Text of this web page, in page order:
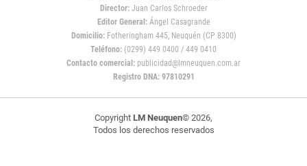
Director: Juan Carlos Schroeder
Editor General:Ángel Casagrande
Domicilio:Fotheringham 445, Neuquén (CP 8300)
Teléfono: (0299) 449 0400 / 449 0410
Contacto comercial: publicidad@lmneuquen.com.ar
Registro DNA: 97810291
Copyright LM Neuquen© 2026,
Todos los derechos reservados